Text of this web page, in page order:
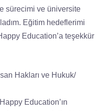
sürecimi ve üniversite
Eğitim hedeflerimi
Education’a teşekkür
Hakları ve Hukuk/
Education’ın